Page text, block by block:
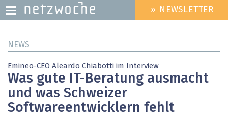
zum
HEADER
MENU
» NEWSLETTER
NEWS
Emineo-CEO Aleardo Chiabotti im Interview
Was gute IT-Beratung ausmacht
und was Schweizer
Softwareentwicklern fehlt